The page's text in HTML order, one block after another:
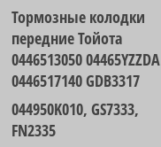
Тормозные колодки
передние Тойота
0446513050 04465YZZDA
0446517140 GDB3317
044950K010, GS7333,
FN2335